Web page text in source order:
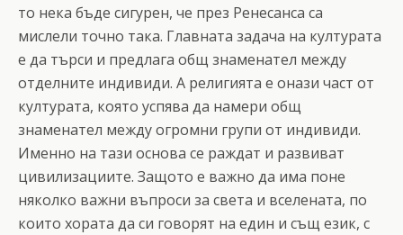
то нека бъде сигурен, че през Ренесанса са
мислели точно така. Главната задача на културата
е да търси и предлага общ знаменател между
отделните индивиди. А религията е онази част от
културата, която успява да намери общ
знаменател между огромни групи от индивиди.
Именно на тази основа се раждат и развиват
цивилизациите. Защото е важно да има поне
няколко важни въпроси за света и вселената, по
които хората да си говорят на един и същ език, с